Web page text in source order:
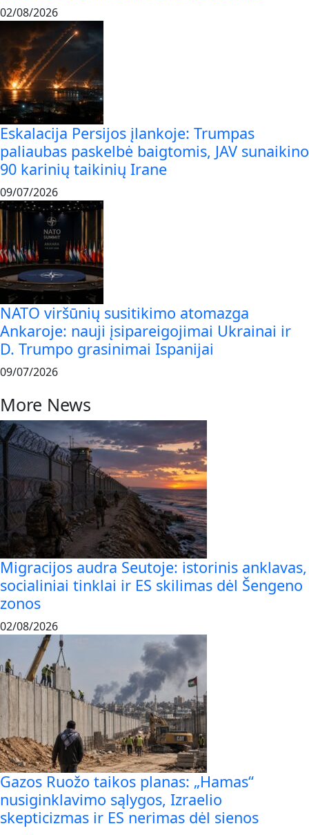
02/08/2026
Eskalacija Persijos įlankoje: Trumpas
paliaubas paskelbė baigtomis, JAV sunaikino
90 karinių taikinių Irane
09/07/2026
NATO viršūnių susitikimo atomazga
Ankaroje: nauji įsipareigojimai Ukrainai ir
D. Trumpo grasinimai Ispanijai
09/07/2026
More News
Migracijos audra Seutoje: istorinis anklavas,
socialiniai tinklai ir ES skilimas dėl Šengeno
zonos
02/08/2026
Gazos Ruožo taikos planas: „Hamas“
nusiginklavimo sąlygos, Izraelio
skepticizmas ir ES nerimas dėl sienos